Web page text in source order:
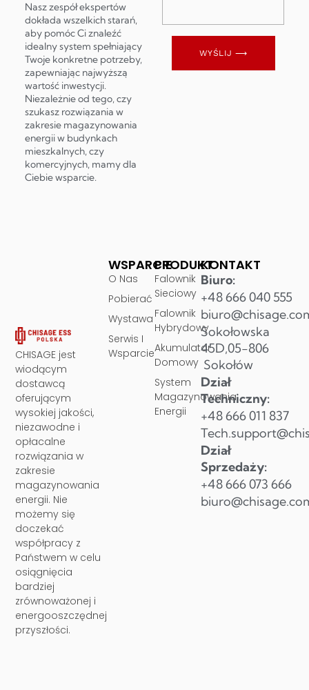
Nasz zespół ekspertów
dokłada wszelkich starań,
aby pomóc Ci znaleźć
idealny system spełniający
Twoje konkretne potrzeby,
zapewniając najwyższą
wartość inwestycji.
Niezależnie od tego, czy
szukasz rozwiązania w
zakresie magazynowania
energii w budynkach
mieszkalnych, czy
komercyjnych, mamy dla
Ciebie wsparcie.
WYŚLIJ ⟶
CHISAGE jest
wiodącym
dostawcą
oferującym
wysokiej jakości,
niezawodne i
opłacalne
rozwiązania w
zakresie
magazynowania
energii. Nie
możemy się
doczekać
współpracy z
Państwem w celu
osiągnięcia
bardziej
zrównoważonej i
energooszczędnej
przyszłości.
PRODUKT
Falownik
Sieciowy
Falownik
Hybrydowy
Akumulator
Domowy
System
Magazynowania
Energii
WSPARCIE
O Nas
Pobierać
Wystawa
Serwis I
Wsparcie
KONTAKT
Biuro:
+48 666 040 555
Sokołowska
45D,05-806
Sokołów
Dział
Techniczny:
+48 666 011 837
Dział
Sprzedaży:
+48 666 073 666